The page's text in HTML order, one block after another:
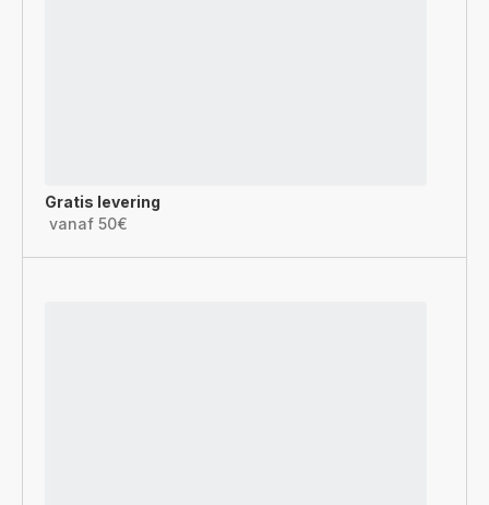
Gratis levering
vanaf 50€